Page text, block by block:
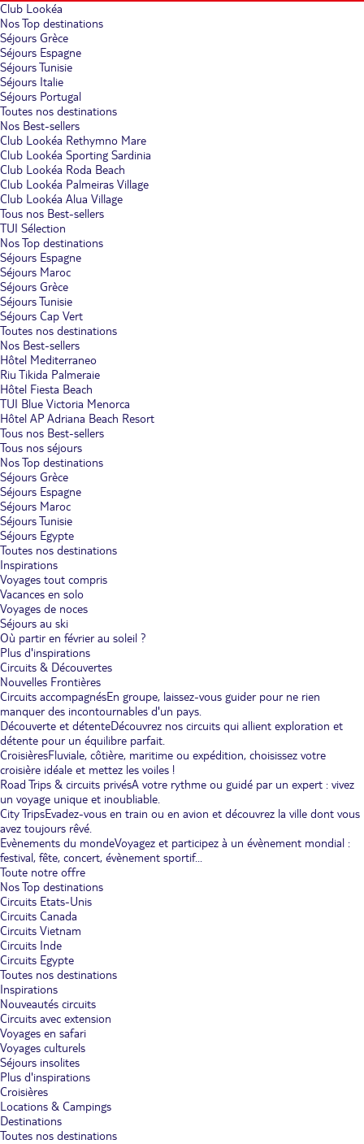
Club Lookéa
Nos Top destinations
Séjours Grèce
Séjours Espagne
Séjours Tunisie
Séjours Italie
Séjours Portugal
Toutes nos destinations
Nos Best-sellers
Club Lookéa Rethymno Mare
Club Lookéa Sporting Sardinia
Club Lookéa Roda Beach
Club Lookéa Palmeiras Village
Club Lookéa Alua Village
Tous nos Best-sellers
TUI Sélection
Nos Top destinations
Séjours Espagne
Séjours Maroc
Séjours Grèce
Séjours Tunisie
Séjours Cap Vert
Toutes nos destinations
Nos Best-sellers
Hôtel Mediterraneo
Riu Tikida Palmeraie
Hôtel Fiesta Beach
TUI Blue Victoria Menorca
Hôtel AP Adriana Beach Resort
Tous nos Best-sellers
Tous nos séjours
Nos Top destinations
Séjours Grèce
Séjours Espagne
Séjours Maroc
Séjours Tunisie
Séjours Egypte
Toutes nos destinations
Inspirations
Voyages tout compris
Vacances en solo
Voyages de noces
Séjours au ski
Où partir en février au soleil ?
Plus d'inspirations
Circuits & Découvertes
Nouvelles Frontières
Circuits accompagnésEn groupe, laissez-vous guider pour ne rien
manquer des incontournables d'un pays.
Découverte et détenteDécouvrez nos circuits qui allient exploration et
détente pour un équilibre parfait.
CroisièresFluviale, côtière, maritime ou expédition, choisissez votre
croisière idéale et mettez les voiles !
Road Trips & circuits privésA votre rythme ou guidé par un expert : vivez
un voyage unique et inoubliable.
City TripsEvadez-vous en train ou en avion et découvrez la ville dont vous
avez toujours rêvé.
Evènements du mondeVoyagez et participez à un évènement mondial :
festival, fête, concert, évènement sportif...
Toute notre offre
Nos Top destinations
Circuits Etats-Unis
Circuits Canada
Circuits Vietnam
Circuits Inde
Circuits Egypte
Toutes nos destinations
Inspirations
Nouveautés circuits
Circuits avec extension
Voyages en safari
Voyages culturels
Séjours insolites
Plus d'inspirations
Croisières
Locations & Campings
Destinations
Toutes nos destinations